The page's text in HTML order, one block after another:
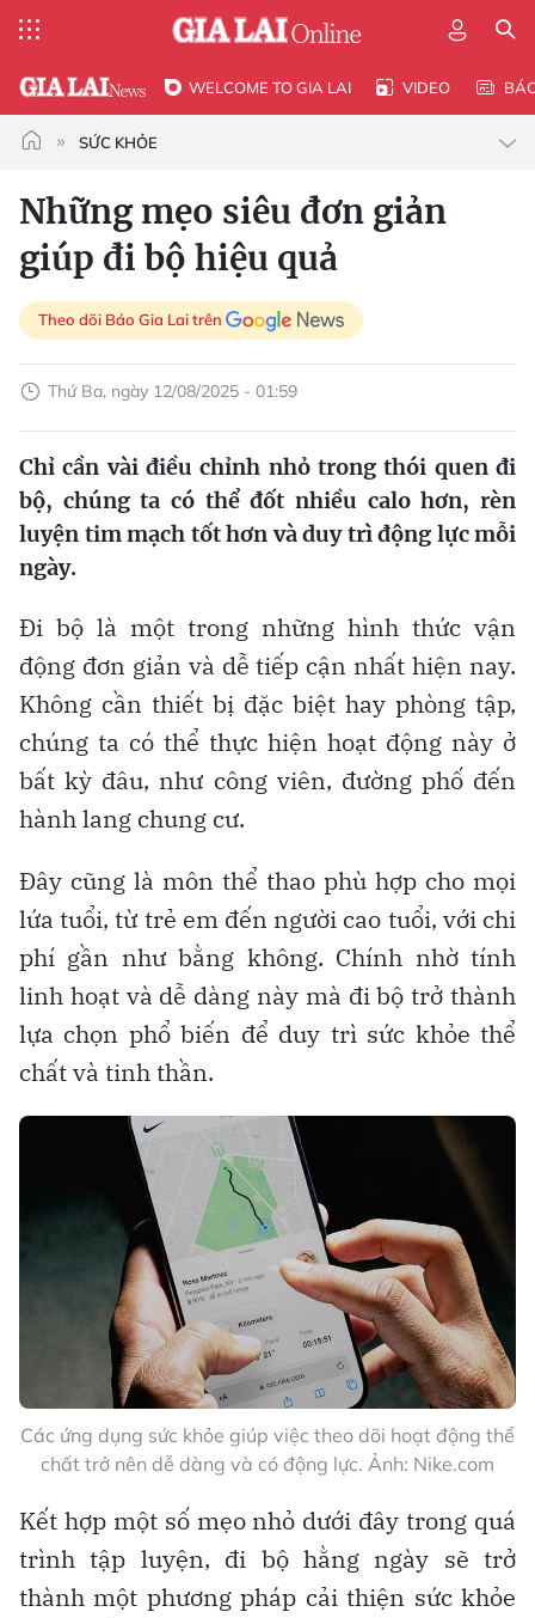
WELCOME TO GIA LAI VIDEO
SỨC KHỎE
Những mẹo siêu đơn giản
giúp đi bộ hiệu quả
Theo dõi Báo Gia Lai trên
Thứ Ba, ngày 12/08/2025 - 01:59
Chỉ cần vài điều chỉnh nhỏ trong thói quen đi
bộ, chúng ta có thể đốt nhiều calo hơn, rèn
luyện tim mạch tốt hơn và duy trì động lực mỗi
ngày.
Đi bộ là một trong những hình thức vận
động đơn giản và dễ tiếp cận nhất hiện nay.
Không cần thiết bị đặc biệt hay phòng tập,
chúng ta có thể thực hiện hoạt động này ở
bất kỳ đâu, như công viên, đường phố đến
hành lang chung cư.
Đây cũng là môn thể thao phù hợp cho mọi
lứa tuổi, từ trẻ em đến người cao tuổi, với chi
phí gần như bằng không. Chính nhờ tính
linh hoạt và dễ dàng này mà đi bộ trở thành
lựa chọn phổ biến để duy trì sức khỏe thể
chất và tinh thần.
Các ứng dụng sức khỏe giúp việc theo dõi hoạt động thể
chất trở nên dễ dàng và có động lực. Ảnh: Nike.com
Kết hợp một số mẹo nhỏ dưới đây trong quá
trình tập luyện, đi bộ hằng ngày sẽ trở
thành một phương pháp cải thiện sức khỏe